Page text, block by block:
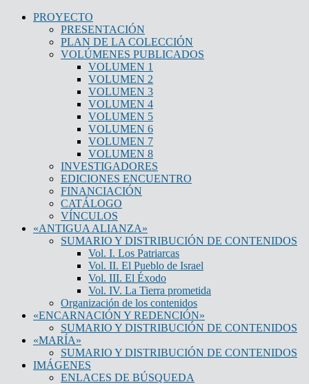
PROYECTO
PRESENTACIÓN
PLAN DE LA COLECCIÓN
VOLÚMENES PUBLICADOS
VOLUMEN 1
VOLUMEN 2
VOLUMEN 3
VOLUMEN 4
VOLUMEN 5
VOLUMEN 6
VOLUMEN 7
VOLUMEN 8
INVESTIGADORES
EDICIONES ENCUENTRO
FINANCIACIÓN
CATÁLOGO
VÍNCULOS
«ANTIGUA ALIANZA»
SUMARIO Y DISTRIBUCIÓN DE CONTENIDOS
Vol. I. Los Patriarcas
Vol. II. El Pueblo de Israel
Vol. III. El Éxodo
Vol. IV. La Tierra prometida
Organización de los contenidos
«ENCARNACIÓN Y REDENCIÓN»
SUMARIO Y DISTRIBUCIÓN DE CONTENIDOS
«MARÍA»
SUMARIO Y DISTRIBUCIÓN DE CONTENIDOS
IMÁGENES
ENLACES DE BÚSQUEDA